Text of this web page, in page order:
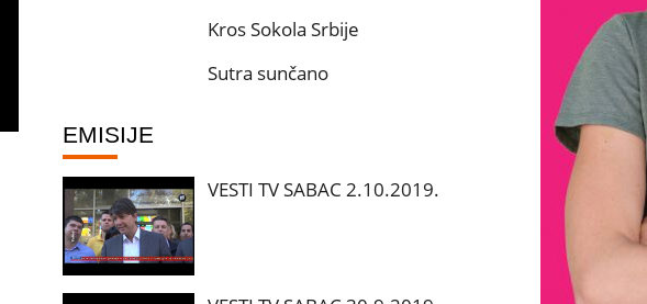
Kros Sokola Srbije
Sutra sunčano
EMISIJE
VESTI TV SABAC 2.10.2019.